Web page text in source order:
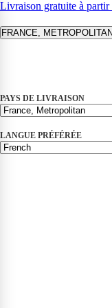
Livraison gratuite à partir
FRANCE,
PAYS DE LIVRAISON
LANGUE PRÉFÉRÉE